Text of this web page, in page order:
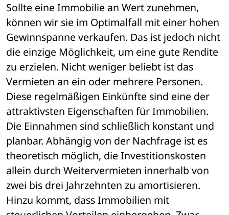
Sollte eine Immobilie an Wert zunehmen,
können wir sie im Optimalfall mit einer hohen
Gewinnspanne verkaufen. Das ist jedoch nicht
die einzige Möglichkeit, um eine gute Rendite
zu erzielen. Nicht weniger beliebt ist das
Vermieten an ein oder mehrere Personen.
Diese regelmäßigen Einkünfte sind eine der
attraktivsten Eigenschaften für Immobilien.
Die Einnahmen sind schließlich konstant und
planbar. Abhängig von der Nachfrage ist es
theoretisch möglich, die Investitionskosten
allein durch Weitervermieten innerhalb von
zwei bis drei Jahrzehnten zu amortisieren.
Hinzu kommt, dass Immobilien mit